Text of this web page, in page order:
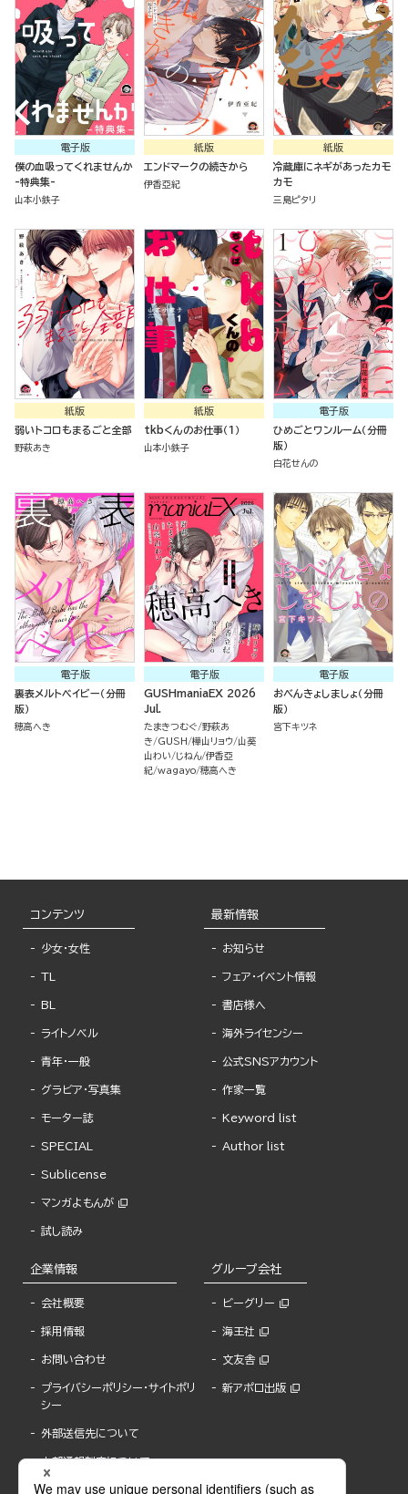
電子版
僕の血吸ってくれませんか
-特典集-
山本小鉄子
紙版
エンドマークの続きから
伊香亞紀
紙版
冷蔵庫にネギがあったカモ
カモ
三島ピタリ
紙版
弱いトコロもまるごと全部
野萩あき
紙版
tkbくんのお仕事（１）
山本小鉄子
電子版
ひめごとワンルーム（分冊
版）
白花せんの
電子版
裏表メルトベイビー（分冊
版）
穂高へき
電子版
GUSHmaniaEX 2026
Jul.
たまきつむぐ 野萩あ
き
GUSH 樺山リョウ 山葵
山わい
じねん 伊香亞
紀 wagayo 穂高へき
電子版
おべんきょしましょ（分冊
版）
宮下キツネ
コンテンツ
少女・女性
TL
BL
ライトノベル
青年・一般
グラビア・写真集
モーター誌
SPECIAL
Sublicense
マンガよもんが
試し読み
最新情報
お知らせ
フェア・イベント情報
書店様へ
海外ライセンシー
公式SNSアカウント
作家一覧
Keyword list
Author list
企業情報
会社概要
採用情報
お問い合わせ
プライバシーポリシー・サイトポリ
シー
外部送信先について
内部通報制度について
グループ会社
ビーグリー
海王社
文友舎
新アポロ出版